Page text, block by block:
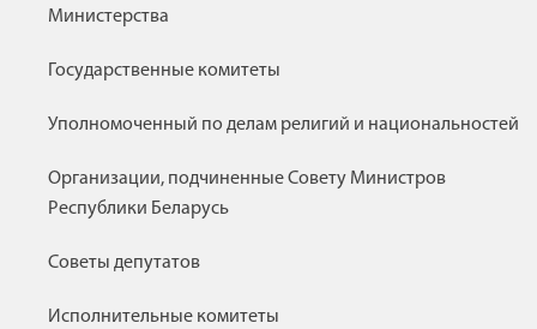
Министерства
Государственные комитеты
Уполномоченный по делам религий и национальностей
Организации, подчиненные Совету Министров
Республики Беларусь
Советы депутатов
Исполнительные комитеты